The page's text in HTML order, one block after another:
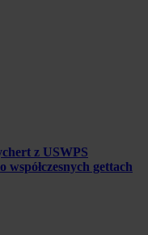
z USWPS
gettach